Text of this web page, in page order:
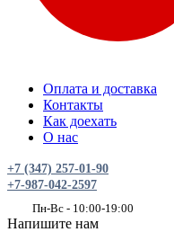
Оплата и доставка
Контакты
Как доехать
О нас
+7 (347) 257-01-90
+7-987-042-2597
Пн-Вс - 10:00-19:00
Напишите нам